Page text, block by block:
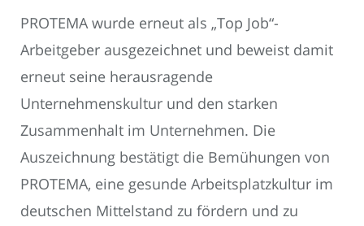
PROTEMA wurde erneut als „Top Job“-
Arbeitgeber ausgezeichnet und beweist damit
erneut seine herausragende
Unternehmenskultur und den starken
Zusammenhalt im Unternehmen. Die
Auszeichnung bestätigt die Bemühungen von
PROTEMA, eine gesunde Arbeitsplatzkultur im
deutschen Mittelstand zu fördern und zu